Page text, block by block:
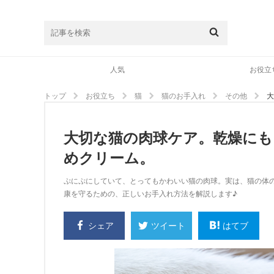
人気 お役立
トップ お役立ち 猫 猫のお手入れ その他
大切な猫の肉球ケア。乾燥に
めクリーム。
ぷにぷにしていて、とってもかわいい猫の肉球。実は、猫の
康を守るための、正しいお手入れ方法を解説します♪
シェア ツイート はてブ